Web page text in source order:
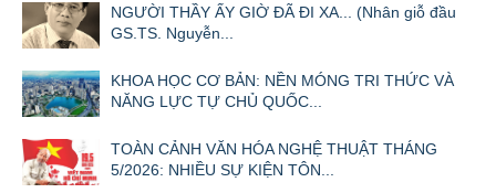
NGƯỜI THẦY ẤY GIỜ ĐÃ ĐI XA... (Nhân giỗ đầu
GS.TS. Nguyễn...
KHOA HỌC CƠ BẢN: NỀN MÓNG TRI THỨC VÀ
NĂNG LỰC TỰ CHỦ QUỐC...
TOÀN CẢNH VĂN HÓA NGHỆ THUẬT THÁNG
5/2026: NHIỀU SỰ KIỆN TÔN...